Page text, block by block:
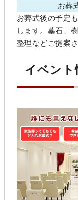
お葬
お葬式後の予定
します。墓石、
整理などご提案
イベント